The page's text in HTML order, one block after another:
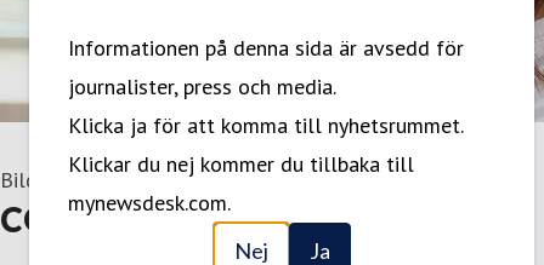
Informationen på denna sida är avsedd för
journalister, press och media.
Klicka ja för att komma till nyhetsrummet.
Klickar du nej kommer du tillbaka till
mynewsdesk.com.
Nej Ja
Bild 22 Augusti 2023
CGRP-hämmare-i-tablettform